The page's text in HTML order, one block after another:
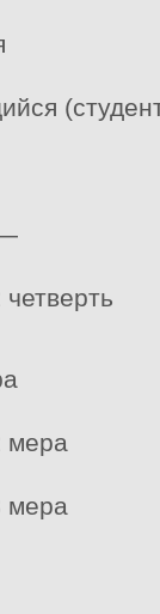
мера
мера